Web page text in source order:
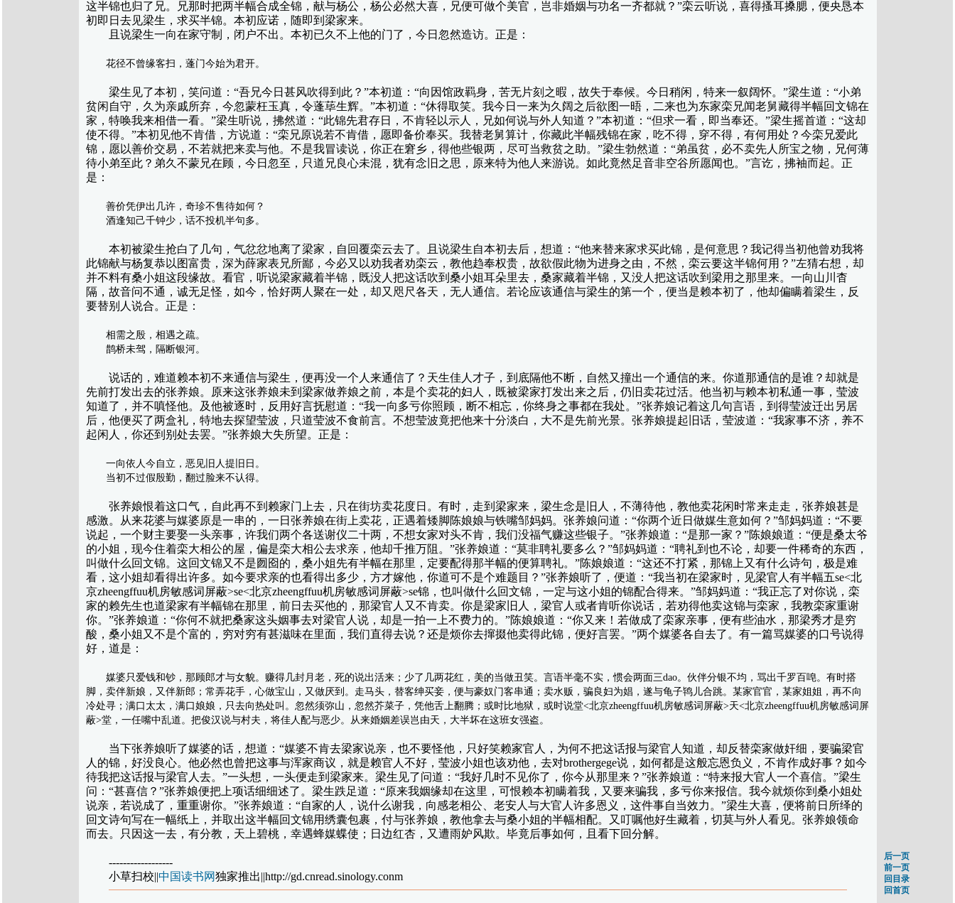
这半锦也归了兄。兄那时把两半幅合成全锦，献与杨公，杨公必然大喜，兄便可做个美官，岂非婚姻与功名一齐都就？”栾云听说，喜得搔耳搡腮，便央恳本
初即日去见梁生，求买半锦。本初应诺，随即到梁家来。
且说梁生一向在家守制，闭户不出。本初已久不上他的门了，今日忽然造访。正是：
花径不曾缘客扫，蓬门今始为君开。
梁生见了本初，笑问道：“吾兄今日甚风吹得到此？”本初道：“向因馆政羁身，苦无片刻之暇，故失于奉候。今日稍闲，特来一叙阔怀。”梁生道：“小弟
贫闲自守，久为亲戚所弃，今忽蒙枉玉真，令蓬荜生辉。”本初道：“休得取笑。我今日一来为久阔之后欲图一晤，二来也为东家栾兄闻老舅藏得半幅回文锦在
家，特唤我来相借一看。”梁生听说，拂然道：“此锦先君存日，不肯轻以示人，兄如何说与外人知道？”本初道：“但求一看，即当奉还。”梁生摇首道：“这却
使不得。”本初见他不肯借，方说道：“栾兄原说若不肯借，愿即备价奉买。我替老舅算计，你藏此半幅残锦在家，吃不得，穿不得，有何用处？今栾兄爱此
锦，愿以善价交易，不若就把来卖与他。不是我冒读说，你正在窘乡，得他些银两，尽可当救贫之助。”梁生勃然道：“弟虽贫，必不卖先人所宝之物，兄何薄
待小弟至此？弟久不蒙兄在顾，今日忽至，只道兄良心未混，犹有念旧之思，原来特为他人来游说。如此竟然足音非空谷所愿闻也。”言讫，拂袖而起。正
是：
善价凭伊出几许，奇珍不售待如何？
酒逢知己千钟少，话不投机半句多。
本初被梁生抢白了几句，气忿忿地离了梁家，自回覆栾云去了。且说梁生自本初去后，想道：“他来替来家求买此锦，是何意思？我记得当初他曾劝我将
此锦献与杨复恭以图富贵，深为薛家表兄所鄙，今必又以劝我者劝栾云，教他趋奉权贵，故欲假此物为进身之由，不然，栾云要这半锦何用？”左猜右想，却
并不料有桑小姐这段缘故。看官，听说梁家藏着半锦，既没人把这话吹到桑小姐耳朵里去，桑家藏着半锦，又没人把这话吹到梁用之那里来。一向山川杳
隔，故音问不通，诚无足怪，如今，恰好两人聚在一处，却又咫尺各天，无人通信。若论应该通信与梁生的第一个，便当是赖本初了，他却偏瞒着梁生，反
要替别人说合。正是：
相需之殷，相遇之疏。
鹊桥未驾，隔断银河。
说话的，难道赖本初不来通信与梁生，便再没一个人来通信了？天生佳人才子，到底隔他不断，自然又撞出一个通信的来。你道那通信的是谁？却就是
先前打发出去的张养娘。原来这张养娘未到梁家做养娘之前，本是个卖花的妇人，既被梁家打发出来之后，仍旧卖花过活。他当初与赖本初私通一事，莹波
知道了，并不嗔怪他。及他被逐时，反用好言抚慰道：“我一向多亏你照顾，断不相忘，你终身之事都在我处。”张养娘记着这几句言语，到得莹波迁出另居
后，他便买了两盒礼，特地去探望莹波，只道莹波不食前言。不想莹波竟把他来十分淡白，大不是先前光景。张养娘提起旧话，莹波道：“我家事不济，养不
起闲人，你还到别处去罢。”张养娘大失所望。正是：
一向依人今自立，恶见旧人提旧日。
当初不过假殷勤，翻过脸来不认得。
张养娘恨着这口气，自此再不到赖家门上去，只在街坊卖花度日。有时，走到梁家来，梁生念是旧人，不薄待他，教他卖花闲时常来走走，张养娘甚是
感激。从来花婆与媒婆原是一串的，一日张养娘在街上卖花，正遇着矮脚陈娘娘与铁嘴邹妈妈。张养娘问道：“你两个近日做媒生意如何？”邹妈妈道：“不要
说起，一个财主要娶一头亲事，许我们两个各送谢仪二十两，不想女家对头不肯，我们没福气赚这些银子。”张养娘道：“是那一家？”陈娘娘道：“便是桑太爷
的小姐，现今住着栾大相公的屋，偏是栾大相公去求亲，他却千推万阻。”张养娘道：“莫非聘礼要多么？”邹妈妈道：“聘礼到也不论，却要一件稀奇的东西，
叫做什么回文锦。这回文锦又不是囫囵的，桑小姐先有半幅在那里，定要配得那半幅的便算聘礼。”陈娘娘道：“这还不打紧，那锦上又有什么诗句，极是难
看，这小姐却看得出许多。如今要求亲的也看得出多少，方才嫁他，你道可不是个难题目？”张养娘听了，便道：“我当初在梁家时，见梁官人有半幅五se<北
京zheengffuu机房敏感词屏蔽>se<北京zheengffuu机房敏感词屏蔽>se锦，也叫做什么回文锦，一定与这小姐的锦配合得来。”邹妈妈道：“我正忘了对你说，栾
家的赖先生也道梁家有半幅锦在那里，前日去买他的，那梁官人又不肯卖。你是梁家旧人，梁官人或者肯听你说话，若劝得他卖这锦与栾家，我教栾家重谢
你。”张养娘道：“你何不就把桑家这头姻事去对梁官人说，却是一拍一上不费力的。”陈娘娘道：“你又来！若做成了栾家亲事，便有些油水，那梁秀才是穷
酸，桑小姐又不是个富的，穷对穷有甚滋味在里面，我们直得去说？还是烦你去撺掇他卖得此锦，便好言罢。”两个媒婆各自去了。有一篇骂媒婆的口号说得
好，道是：
媒婆只爱钱和钞，那顾郎才与女貌。赚得几封月老，死的说出活来；少了几两花红，美的当做丑笑。言语半毫不实，惯会两面三dao。伙伴分银不均，骂出千罗百唣。有时搭
脚，卖伴新娘，又伴新郎；常弄花手，心做宝山，又做厌到。走马头，替客绅买妾，便与豪奴门客串通；卖水贩，骗良妇为娼，遂与龟子鸨儿合跳。某家官官，某家姐姐，再不向
冷处寻；满口太太，满口娘娘，只去向热处叫。忽然须弥山，忽然芥菜子，凭他舌上翻腾；或时比地狱，或时说堂<北京zheengffuu机房敏感词屏蔽>天<北京zheengffuu机房敏感词屏
蔽>堂，一任嘴中乱道。把俊汉说与村夫，将佳人配与恶少。从来婚姻差误岂由天，大半坏在这班女强盗。
当下张养娘听了媒婆的话，想道：“媒婆不肯去梁家说亲，也不要怪他，只好笑赖家官人，为何不把这话报与梁官人知道，却反替栾家做奸细，要骗梁官
人的锦，好没良心。他必然也曾把这事与浑家商议，就是赖官人不好，莹波小姐也该劝他，去对brothergege说，如何都是这般忘恩负义，不肯作成好事？如今
待我把这话报与梁官人去。”一头想，一头便走到梁家来。梁生见了问道：“我好几时不见你了，你今从那里来？”张养娘道：“特来报大官人一个喜信。”梁生
问：“甚喜信？”张养娘便把上项话细细述了。梁生跌足道：“原来我姻缘却在这里，可恨赖本初瞒着我，又要来骗我，多亏你来报信。我今就烦你到桑小姐处
说亲，若说成了，重重谢你。”张养娘道：“自家的人，说什么谢我，向感老相公、老安人与大官人许多恩义，这件事自当效力。”梁生大喜，便将前日所绎的
回文诗句写在一幅纸上，并取出这半幅回文锦用绣囊包裹，付与张养娘，教他拿去与桑小姐的半幅相配。又叮嘱他好生藏着，切莫与外人看见。张养娘领命
而去。只因这一去，有分教，天上碧桃，幸遇蜂媒蝶使；日边红杏，又遭雨妒风欺。毕竟后事如何，且看下回分解。
------------------
小草扫校||中国读书网独家推出||http://gd.cnread.sinology.conm
后一页
前一页
回目录
回首页